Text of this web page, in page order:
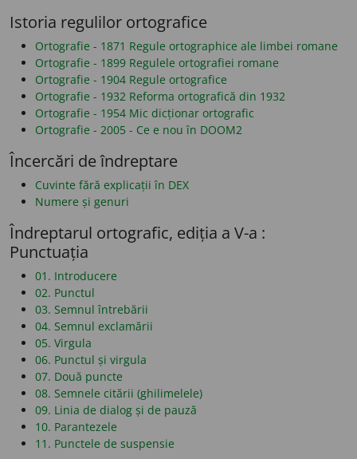
Istoria regulilor ortografice
Ortografie - 1871 Regule ortographice ale limbei romane
Ortografie - 1899 Regulele ortografiei romane
Ortografie - 1904 Regule ortografice
Ortografie - 1932 Reforma ortografică din 1932
Ortografie - 1954 Mic dicționar ortografic
Ortografie - 2005 - Ce e nou în DOOM2
Încercări de îndreptare
Cuvinte fără explicații în DEX
Numere și genuri
Îndreptarul ortografic, ediția a V-a :
Punctuația
01. Introducere
02. Punctul
03. Semnul întrebării
04. Semnul exclamării
05. Virgula
06. Punctul și virgula
07. Două puncte
08. Semnele citării (ghilimelele)
09. Linia de dialog și de pauză
10. Parantezele
11. Punctele de suspensie